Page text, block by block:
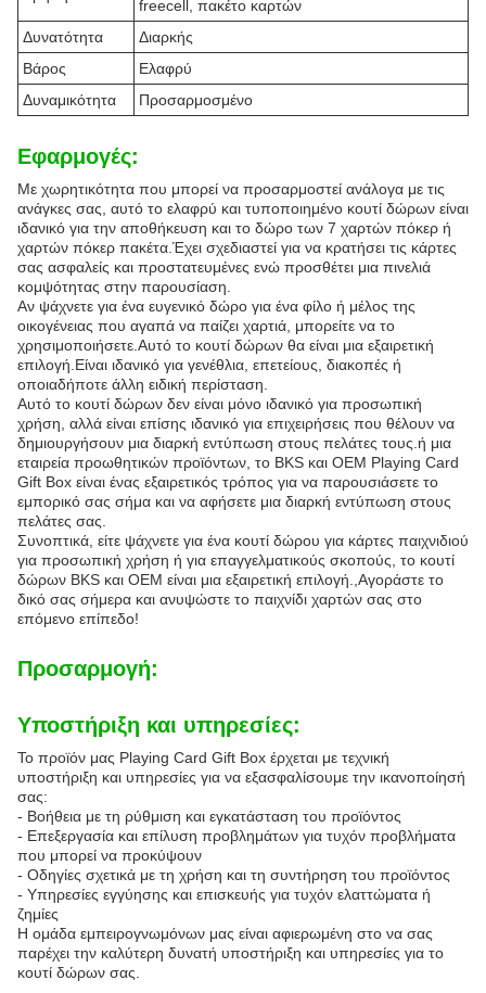
freecell, πακέτο καρτών
Δυνατότητα
Διαρκής
Βάρος
Ελαφρύ
Δυναμικότητα
Προσαρμοσμένο
Εφαρμογές:
Με χωρητικότητα που μπορεί να προσαρμοστεί ανάλογα με τις
ανάγκες σας, αυτό το ελαφρύ και τυποποιημένο κουτί δώρων είναι
ιδανικό για την αποθήκευση και το δώρο των 7 χαρτών πόκερ ή
χαρτών πόκερ πακέτα.Έχει σχεδιαστεί για να κρατήσει τις κάρτες
σας ασφαλείς και προστατευμένες ενώ προσθέτει μια πινελιά
κομψότητας στην παρουσίαση.
Αν ψάχνετε για ένα ευγενικό δώρο για ένα φίλο ή μέλος της
οικογένειας που αγαπά να παίζει χαρτιά, μπορείτε να το
χρησιμοποιήσετε.Αυτό το κουτί δώρων θα είναι μια εξαιρετική
επιλογή.Είναι ιδανικό για γενέθλια, επετείους, διακοπές ή
οποιαδήποτε άλλη ειδική περίσταση.
Αυτό το κουτί δώρων δεν είναι μόνο ιδανικό για προσωπική
χρήση, αλλά είναι επίσης ιδανικό για επιχειρήσεις που θέλουν να
δημιουργήσουν μια διαρκή εντύπωση στους πελάτες τους.ή μια
εταιρεία προωθητικών προϊόντων, το BKS και OEM Playing Card
Gift Box είναι ένας εξαιρετικός τρόπος για να παρουσιάσετε το
εμπορικό σας σήμα και να αφήσετε μια διαρκή εντύπωση στους
πελάτες σας.
Συνοπτικά, είτε ψάχνετε για ένα κουτί δώρου για κάρτες παιχνιδιού
για προσωπική χρήση ή για επαγγελματικούς σκοπούς, το κουτί
δώρων BKS και OEM είναι μια εξαιρετική επιλογή.,Αγοράστε το
δικό σας σήμερα και ανυψώστε το παιχνίδι χαρτών σας στο
επόμενο επίπεδο!
Προσαρμογή:
Υποστήριξη και υπηρεσίες:
Το προϊόν μας Playing Card Gift Box έρχεται με τεχνική
υποστήριξη και υπηρεσίες για να εξασφαλίσουμε την ικανοποίησή
σας:
- Βοήθεια με τη ρύθμιση και εγκατάσταση του προϊόντος
- Επεξεργασία και επίλυση προβλημάτων για τυχόν προβλήματα
που μπορεί να προκύψουν
- Οδηγίες σχετικά με τη χρήση και τη συντήρηση του προϊόντος
- Υπηρεσίες εγγύησης και επισκευής για τυχόν ελαττώματα ή
ζημίες
Η ομάδα εμπειρογνωμόνων μας είναι αφιερωμένη στο να σας
παρέχει την καλύτερη δυνατή υποστήριξη και υπηρεσίες για το
κουτί δώρων σας.